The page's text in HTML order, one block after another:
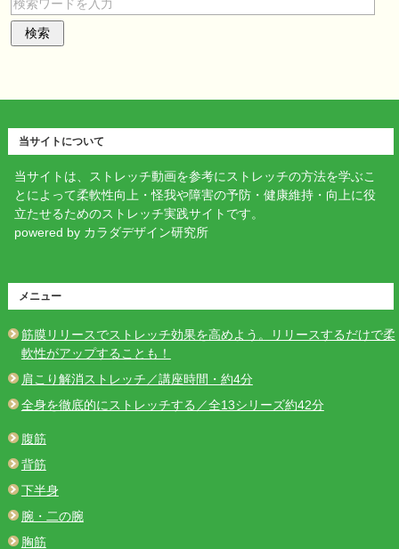
当サイトについて
当サイトは、ストレッチ動画を参考にストレッチの方法を学ぶこ
とによって柔軟性向上・怪我や障害の予防・健康維持・向上に役
立たせるためのストレッチ実践サイトです。
powered by カラダデザイン研究所
メニュー
筋膜リリースでストレッチ効果を高めよう。リリースするだけで柔
軟性がアップすることも！
肩こり解消ストレッチ／講座時間・約4分
全身を徹底的にストレッチする／全13シリーズ約42分
腹筋
背筋
下半身
腕・二の腕
胸筋